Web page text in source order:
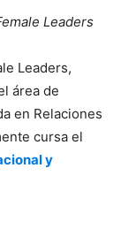
Leaders
Leaders,
área de
en Relaciones
cursa el
y